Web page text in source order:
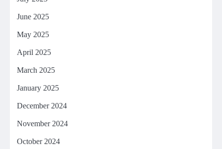
June 2025
May 2025
April 2025
March 2025
January 2025
December 2024
November 2024
October 2024